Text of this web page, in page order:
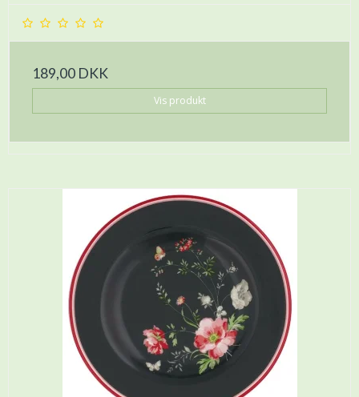
189,00 DKK
Vis produkt